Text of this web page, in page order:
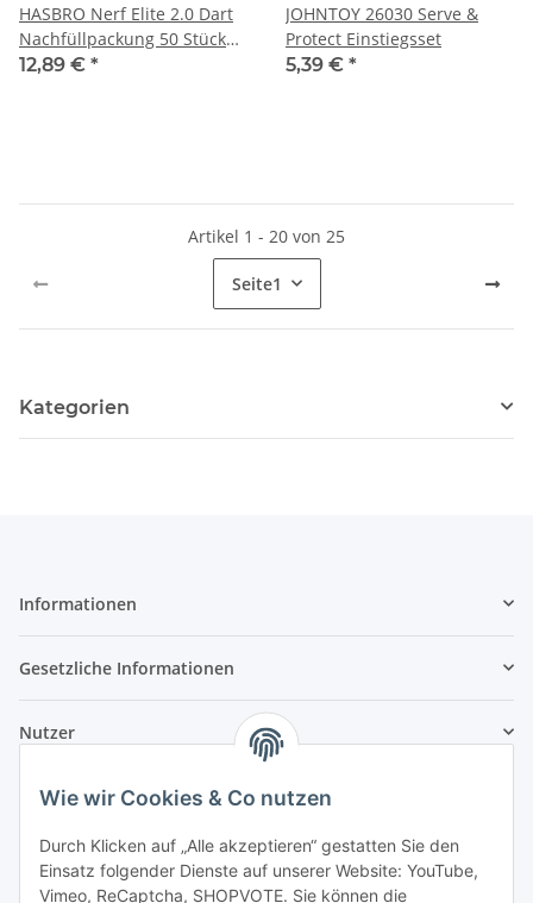
Wie wir Cookies & Co nutzen
Durch Klicken auf „Alle akzeptieren“ gestatten Sie den
Einsatz folgender Dienste auf unserer Website: YouTube,
Vimeo, ReCaptcha, SHOPVOTE. Sie können die
HASBRO Nerf Elite 2.0 Dart
Nachfüllpackung 50 Stück
E9484EU4
12,89 € *
JOHNTOY 26030 Serve &
Protect Einstiegsset
5,39 € *
Artikel 1 - 20 von 25
Seite1
Kategorien
Informationen
Gesetzliche Informationen
Nutzer